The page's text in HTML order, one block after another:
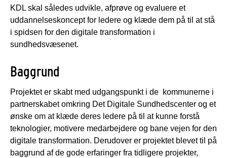
KDL skal således udvikle, afprøve og evaluere et
uddannelseskoncept for ledere og klæde dem på til at stå
i spidsen for den digitale transformation i
sundhedsvæsenet.
Baggrund
Projektet er skabt med udgangspunkt i de kommunerne i
partnerskabet omkring Det Digitale Sundhedscenter og et
ønske om at klæde deres ledere på til at kunne forstå
teknologier, motivere medarbejdere og bane vejen for den
digitale transformation. Derudover er projektet blevet til på
baggrund af de gode erfaringer fra tidligere projekter,